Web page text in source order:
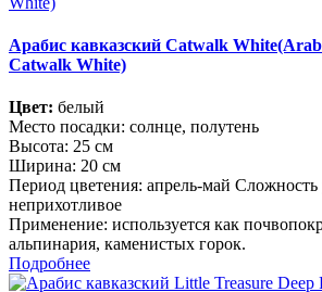
Арабис кавказский Catwalk
Catwalk White)
Цвет: белый
Место посадки: cолнце, полутень
Высота: 25 см
Ширина: 20 см
Период цветения: апрель-май Сложность
неприхотливое
Применение: используется как
альпинария, каменистых горок.
Подробнее